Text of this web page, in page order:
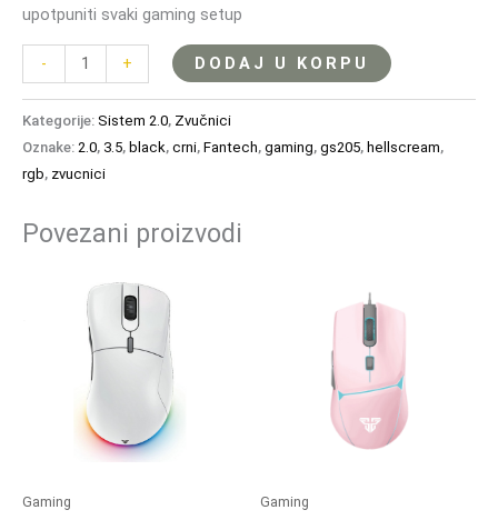
upotpuniti svaki gaming setup
- + DODAJ U KORPU
Kategorije: Sistem 2.0, Zvučnici
Oznake: 2.0, 3.5, black, crni, Fantech, gaming, gs205, hellscream,
rgb, zvucnici
Povezani proizvodi
Gaming Gaming